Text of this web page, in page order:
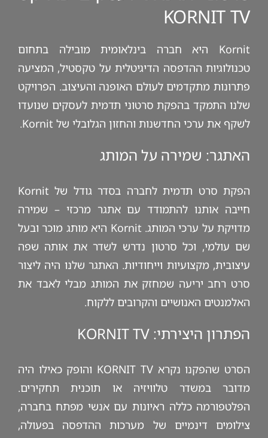
KORNIT TV
Kornit היא חברה בינלאומית מובילה בתחום
טכנולוגיות ההדפסה הדיגיטלית על טקסטיל, המציעה
פתרונות מתקדמים לעולם האופנה והעיצוב. הפרויקט
שלנו התמקד בהפקת סרטוני תדמית לעסקים שנועדו
לשקף את ערכי החדשנות והחזון הגלובלי של Kornit.
האתגר: שמירה על המותג
הפקת סרט תדמית לחברה בסדר גודל של Kornit
חייבה אותנו להתמודד עם אתגר מרכזי – שמירה
מדויקת על ערכי המותג. Kornit היא מותג מוכר ובעל
שם עולמי, וכל סרטון נדרש לשדר את אותה שפה
עיצובית, מקצועיות וייחודיות. האתגר שלנו היה ליצור
סרט רחב יריעה שמחזק את המותג מבלי לאבד את
האלמנטים האנושיים והקרובים ללקוח.
הפתרון היצירתי: KORNIT TV
הסרט שהפקנו נקרא KORNIT TV והופק כאילו היה
מדובר במשדר טלוויזיה או תוכנית תחקירים.
הפלטפורמה כללה ראיונות עם אנשי מפתח בחברה,
צילומים דינמיים של מערכות ההדפסה בפעולה,